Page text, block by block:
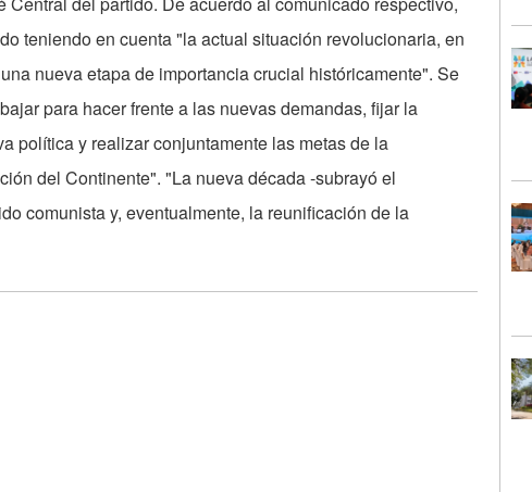
teniendo en cuenta "la actual situación revolucionaria, en
nueva etapa de importancia crucial históricamente". Se
para hacer frente a las nuevas demandas, fijar la
política y realizar conjuntamente las metas de la
del Continente". "La nueva década -subrayó el
comunista y, eventualmente, la reunificación de la